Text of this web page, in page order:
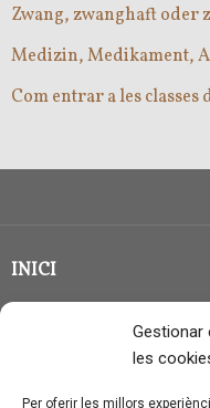
Gestionar
les
Per oferir les millors
Zwang, zwanghaft oder
Medizin, Medikament,
Com entrar a les classes
INICI
CLASSE EN GRUP
QUI SOC?